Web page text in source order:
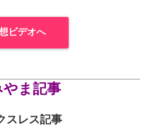
ビデオへ
やま記事
スレス記事